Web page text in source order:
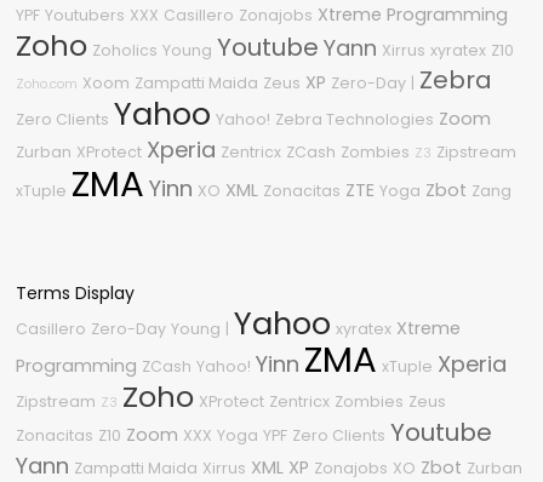
YPF Youtubers XXX Casillero Zonajobs Xtreme Programming
Zoho Zoholics Young Youtube Yann Xirrus xyratex Z10
Zoho.com Xoom Zampatti Maida Zeus XP Zero-Day | Zebra
Zero Clients Yahoo Yahoo! Zebra Technologies Zoom
Zurban XProtect Xperia Zentricx ZCash Zombies Z3 Zipstream
xTuple ZMA Yinn XO XML Zonacitas ZTE Yoga Zbot Zang
Terms Display
Casillero Zero-Day Young | Yahoo xyratex Xtreme
Programming ZCash Yahoo! Yinn ZMA xTuple Xperia
Zipstream Z3 Zoho XProtect Zentricx Zombies Zeus
Zonacitas Z10 Zoom XXX Yoga YPF Zero Clients Youtube
Yann Zampatti Maida Xirrus XML XP Zonajobs XO Zbot Zurban